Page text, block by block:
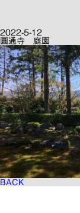
2022-5-12
圓通寺 庭園
BACK